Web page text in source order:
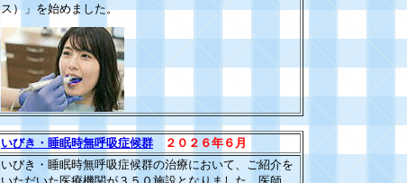
ス）」を始めました。
いびき・睡眠時無呼吸症候群
２０２６年６月
いびき・睡眠時無呼吸症候群の治療において、ご紹介を